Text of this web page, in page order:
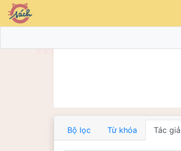
Bộ lọc Từ khóa Tác giả